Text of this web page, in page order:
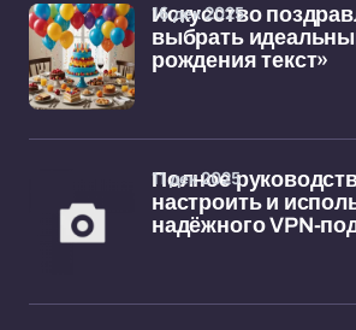
Искусство
выбрать
рождения текст»
16 дек 2025
Полное
настроить и
надёжного VPN-
11 дек 2025